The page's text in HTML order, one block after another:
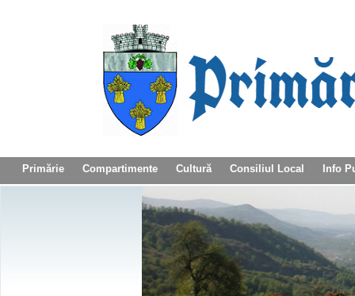
Primărie Compartimente Cultură Consiliul Local Info